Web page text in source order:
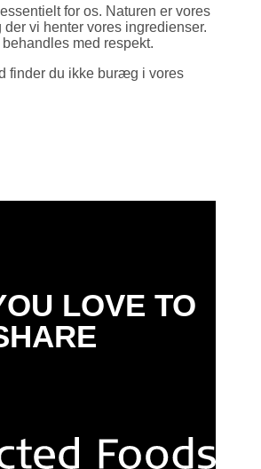
for os. Naturen er vores
der vi henter vores ingredi­enser.
med respekt.
finder du ikke buræg i vores
LOVE TO